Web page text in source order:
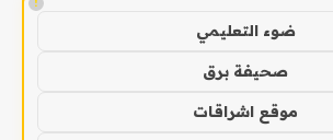
ضوء التعليمي
صحيفة برق
موقع اشراقات